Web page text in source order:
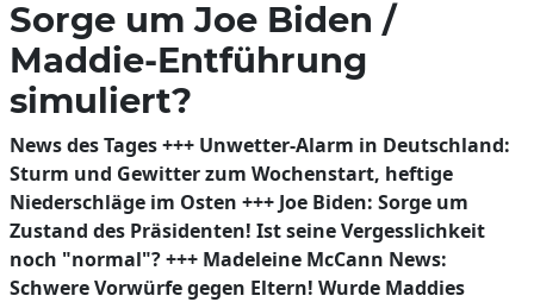
Sorge um Joe Biden /
Maddie-Entführung
simuliert?
News des Tages +++ Unwetter-Alarm in Deutschland:
Sturm und Gewitter zum Wochenstart, heftige
Niederschläge im Osten +++ Joe Biden: Sorge um
Zustand des Präsidenten! Ist seine Vergesslichkeit
noch "normal"? +++ Madeleine McCann News:
Schwere Vorwürfe gegen Eltern! Wurde Maddies